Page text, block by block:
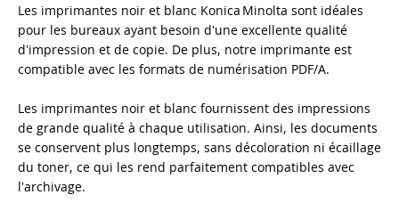
Les imprimantes noir et blanc Konica Minolta sont idéales
pour les bureaux ayant besoin d'une excellente qualité
d'impression et de copie. De plus, notre imprimante est
compatible avec les formats de numérisation PDF/A.
Les imprimantes noir et blanc fournissent des impressions
de grande qualité à chaque utilisation. Ainsi, les documents
se conservent plus longtemps, sans décoloration ni écaillage
du toner, ce qui les rend parfaitement compatibles avec
l'archivage.